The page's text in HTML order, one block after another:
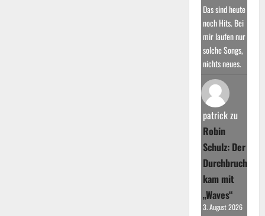
Das sind heute
noch Hits. Bei
mir laufen nur
solche Songs,
nichts neues.
patrickzu
Robin
Schulz: Der
Durchbruch
kam mit
„Waves“
3. August 2026